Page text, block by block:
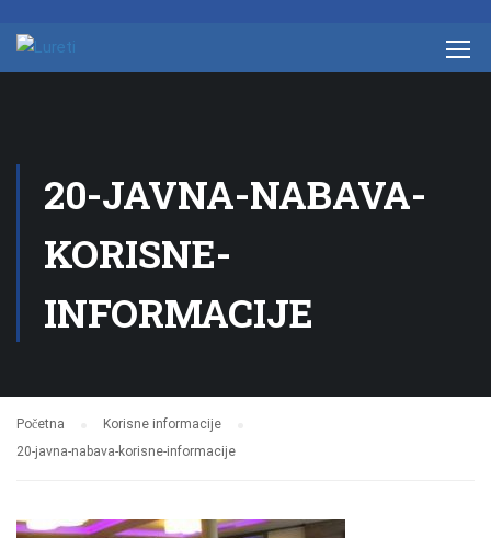
20-JAVNA-NABAVA-
KORISNE-
INFORMACIJE
Početna
Korisne informacije
20-javna-nabava-korisne-informacije